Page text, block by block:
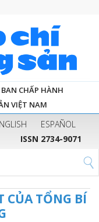
CHẤP HÀNH
VIỆT NAM
ESPAÑOL
ISSN 2734-9071
CỦA TỔNG BÍ